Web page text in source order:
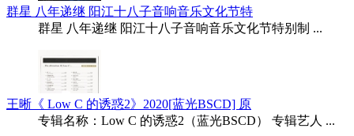
群星 八年递继 阳江十八子音响音乐文化节特
群星 八年递继 阳江十八子音响音乐文化节特别制 ...
王晰《 Low C 的诱惑2》2020[蓝光BSCD] 原
专辑名称：Low C 的诱惑2（蓝光BSCD） 专辑艺人 ...